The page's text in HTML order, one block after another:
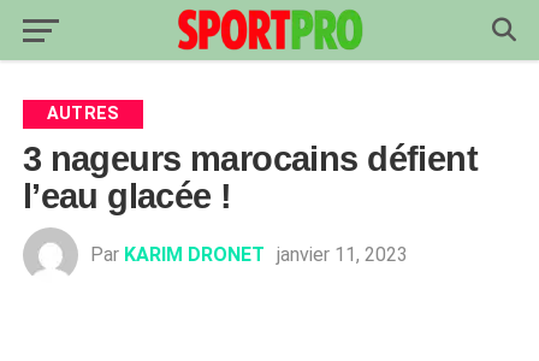
AUTRES
3 nageurs marocains défient
l’eau glacée !
Par KARIM DRONET janvier 11, 2023